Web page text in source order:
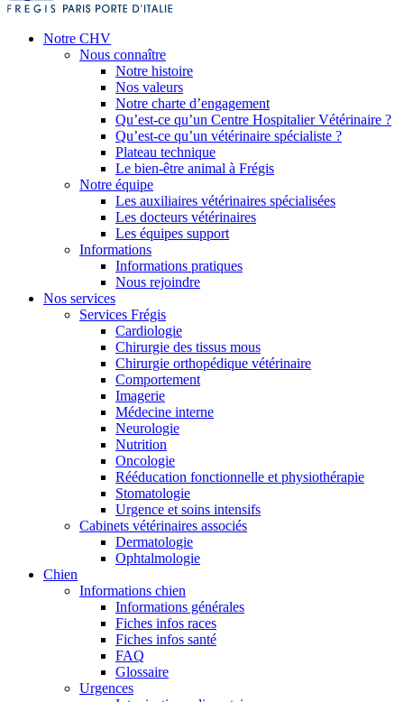
Notre CHV
Nous connaître
Notre histoire
Nos valeurs
Notre charte d’engagement
Qu’est-ce qu’un Centre Hospitalier Vétérinaire ?
Qu’est-ce qu’un vétérinaire spécialiste ?
Plateau technique
Le bien-être animal à Frégis
Notre équipe
Les auxiliaires vétérinaires spécialisées
Les docteurs vétérinaires
Les équipes support
Informations
Informations pratiques
Nous rejoindre
Nos services
Services Frégis
Cardiologie
Chirurgie des tissus mous
Chirurgie orthopédique vétérinaire
Comportement
Imagerie
Médecine interne
Neurologie
Nutrition
Oncologie
Rééducation fonctionnelle et physiothérapie
Stomatologie
Urgence et soins intensifs
Cabinets vétérinaires associés
Dermatologie
Ophtalmologie
Chien
Informations chien
Informations générales
Fiches infos races
Fiches infos santé
FAQ
Glossaire
Urgences